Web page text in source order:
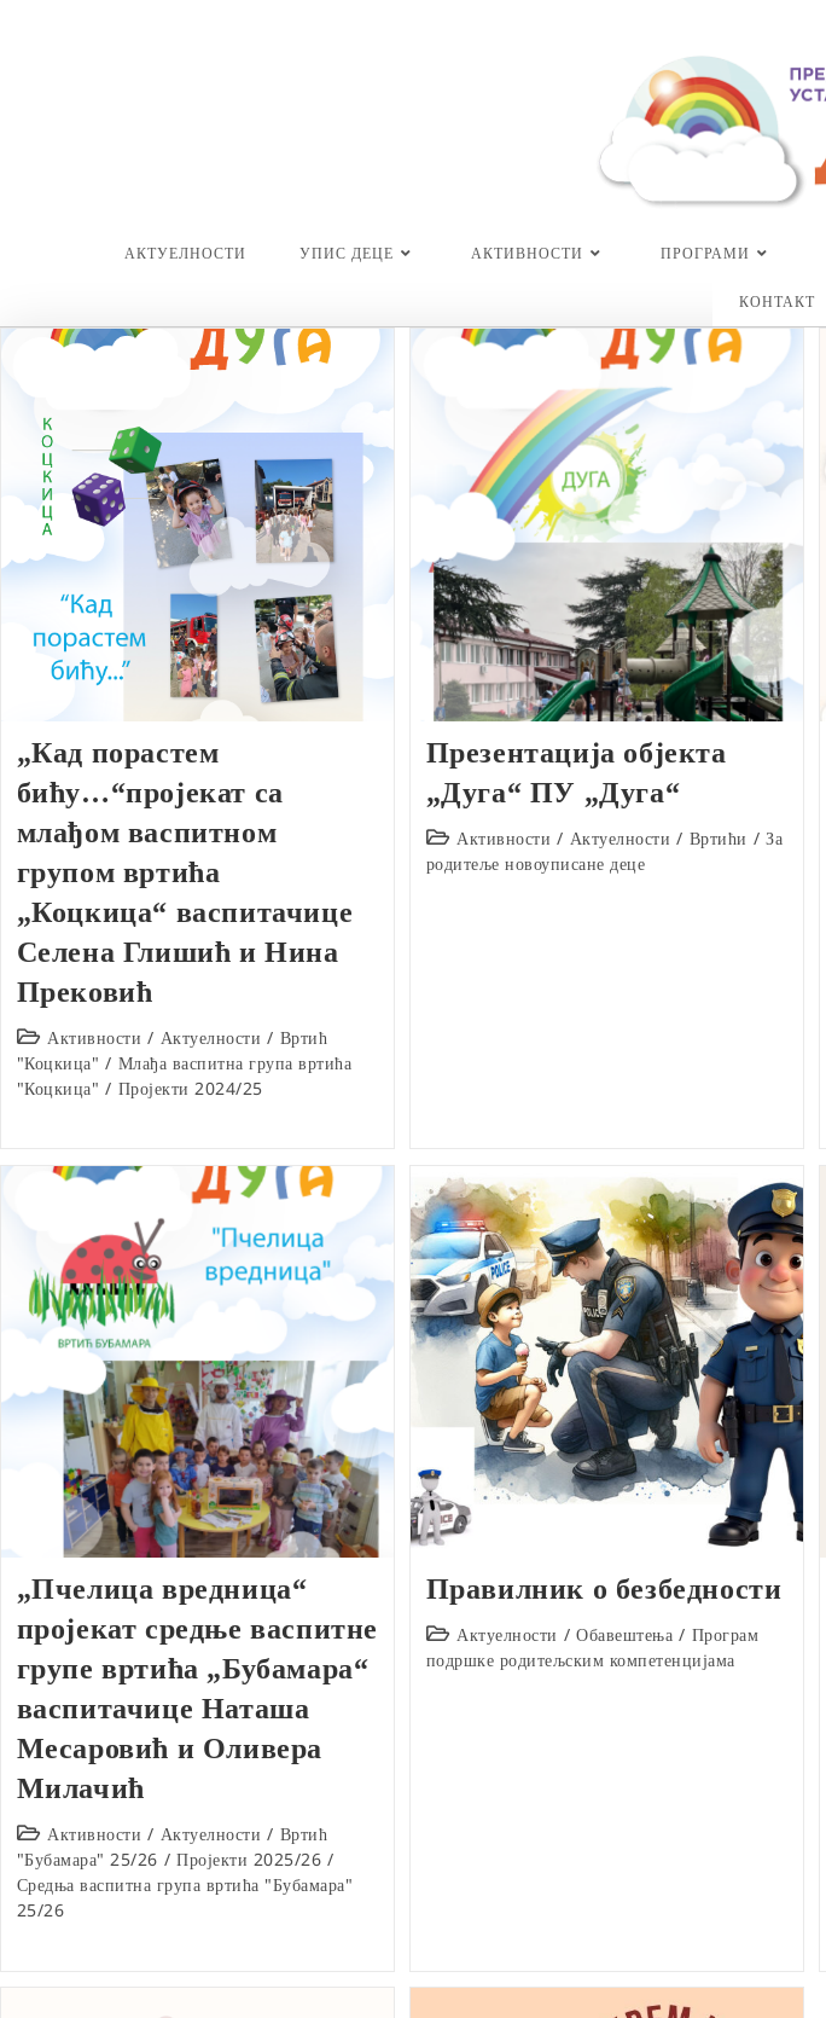
АКТУЕЛНОСТИ УПИС ДЕЦЕ АКТИВНОСТИ ПРОГРАМИ
КОНТАКТ
„Кад порастем
бићу…“пројекат са
млађом васпитном
групом вртића
„Коцкица“ васпитачице
Селена Глишић и Нина
Прековић
Post
category:
Активности / Актуелности / Вртић
"Коцкица" / Млађа васпитна група вртића
"Коцкица" / Пројекти 2024/25
Презентација објекта
„Дуга“ ПУ „Дуга“
Post
category:
Активности / Актуелности / Вртићи / За
родитеље новоуписане деце
„Пчелица вредница“
пројекат средње васпитне
групе вртића „Бубамара“
васпитачице Наташа
Месаровић и Оливера
Милачић
Post
category:
Активности / Актуелности / Вртић
"Бубамара" 25/26 / Пројекти 2025/26 /
Средња васпитна група вртића "Бубамара"
25/26
Правилник о безбедности
Post
category:
Актуелности / Обавештења / Програм
подршке родитељским компетенцијама